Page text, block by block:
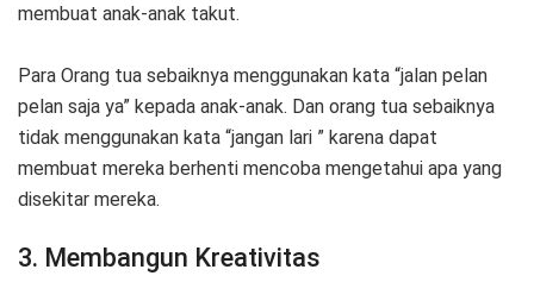
membuat anak-anak takut.
Para Orang tua sebaiknya menggunakan kata “jalan pelan
pelan saja ya” kepada anak-anak. Dan orang tua sebaiknya
tidak menggunakan kata “jangan lari ” karena dapat
membuat mereka berhenti mencoba mengetahui apa yang
disekitar mereka.
3. Membangun Kreativitas